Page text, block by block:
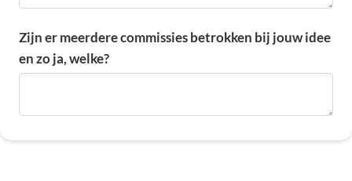
Zijn er meerdere commissies betrokken bij jouw idee
en zo ja, welke?